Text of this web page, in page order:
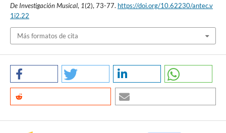
De Investigación Musical, 1(2), 73-77. https://doi.org/10.62230/antec.v
1i2.22
Más formatos de cita